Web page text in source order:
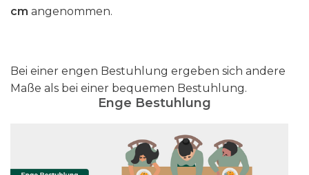
cm angenommen.
Bei einer engen Bestuhlung ergeben sich andere
Maße als bei einer bequemen Bestuhlung.
Enge Bestuhlung